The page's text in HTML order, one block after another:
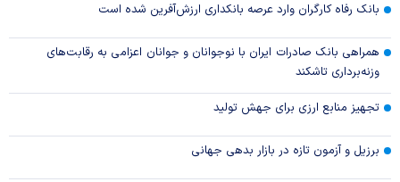
بانک رفاه کارگران وارد عرصه بانکداری ارزش‌آفرین شده است
همراهی بانک صادرات ایران با نوجوانان و جوانان اعزامی به رقابت‌های
وزنه‌برداری تاشکند
تجهیز منابع ارزی برای جهش تولید
برزیل و آزمون تازه در بازار بدهی جهانی